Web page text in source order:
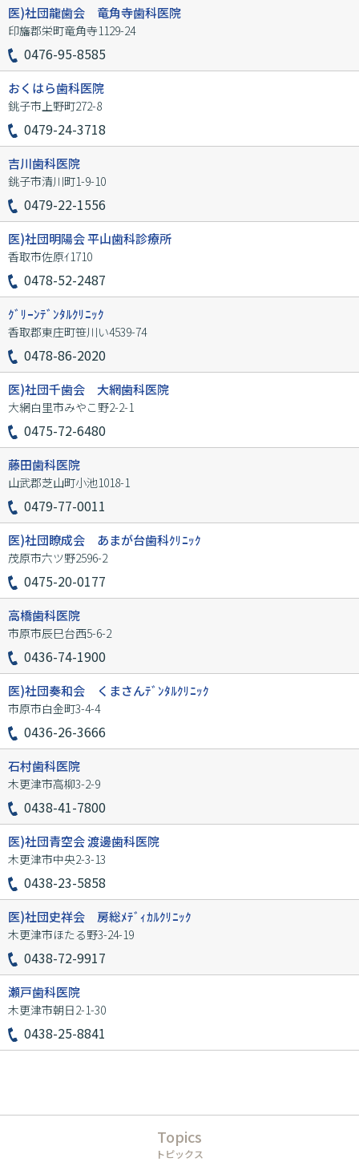
医)社団龍歯会 竜角寺歯科医院
印旛郡栄町竜角寺1129-24
0476-95-8585
おくはら歯科医院
銚子市上野町272-8
0479-24-3718
吉川歯科医院
銚子市清川町1-9-10
0479-22-1556
医)社団明陽会 平山歯科診療所
香取市佐原ｲ1710
0478-52-2487
ｸﾞﾘｰﾝﾃﾞﾝﾀﾙｸﾘﾆｯｸ
香取郡東庄町笹川い4539-74
0478-86-2020
医)社団千歯会 大網歯科医院
大網白里市みやこ野2-2-1
0475-72-6480
藤田歯科医院
山武郡芝山町小池1018-1
0479-77-0011
医)社団瞭成会 あまが台歯科ｸﾘﾆｯｸ
茂原市六ツ野2596-2
0475-20-0177
高橋歯科医院
市原市辰巳台西5-6-2
0436-74-1900
医)社団奏和会 くまさんﾃﾞﾝﾀﾙｸﾘﾆｯｸ
市原市白金町3-4-4
0436-26-3666
石村歯科医院
木更津市高柳3-2-9
0438-41-7800
医)社団青空会 渡邊歯科医院
木更津市中央2-3-13
0438-23-5858
医)社団史祥会 房総ﾒﾃﾞｨｶﾙｸﾘﾆｯｸ
木更津市ほたる野3-24-19
0438-72-9917
瀬戸歯科医院
木更津市朝日2-1-30
0438-25-8841
Topics
トピックス